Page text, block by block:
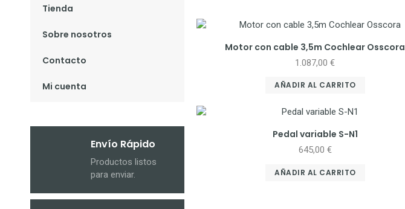
Tienda
Sobre nosotros
Contacto
Mi cuenta
Envío Rápido
Productos listos
para enviar.
Motor con cable 3,5m Cochlear Osscora
1.087,00€
AÑADIR AL CARRITO
Pedal variable S-N1
645,00 €
AÑADIR AL CARRITO